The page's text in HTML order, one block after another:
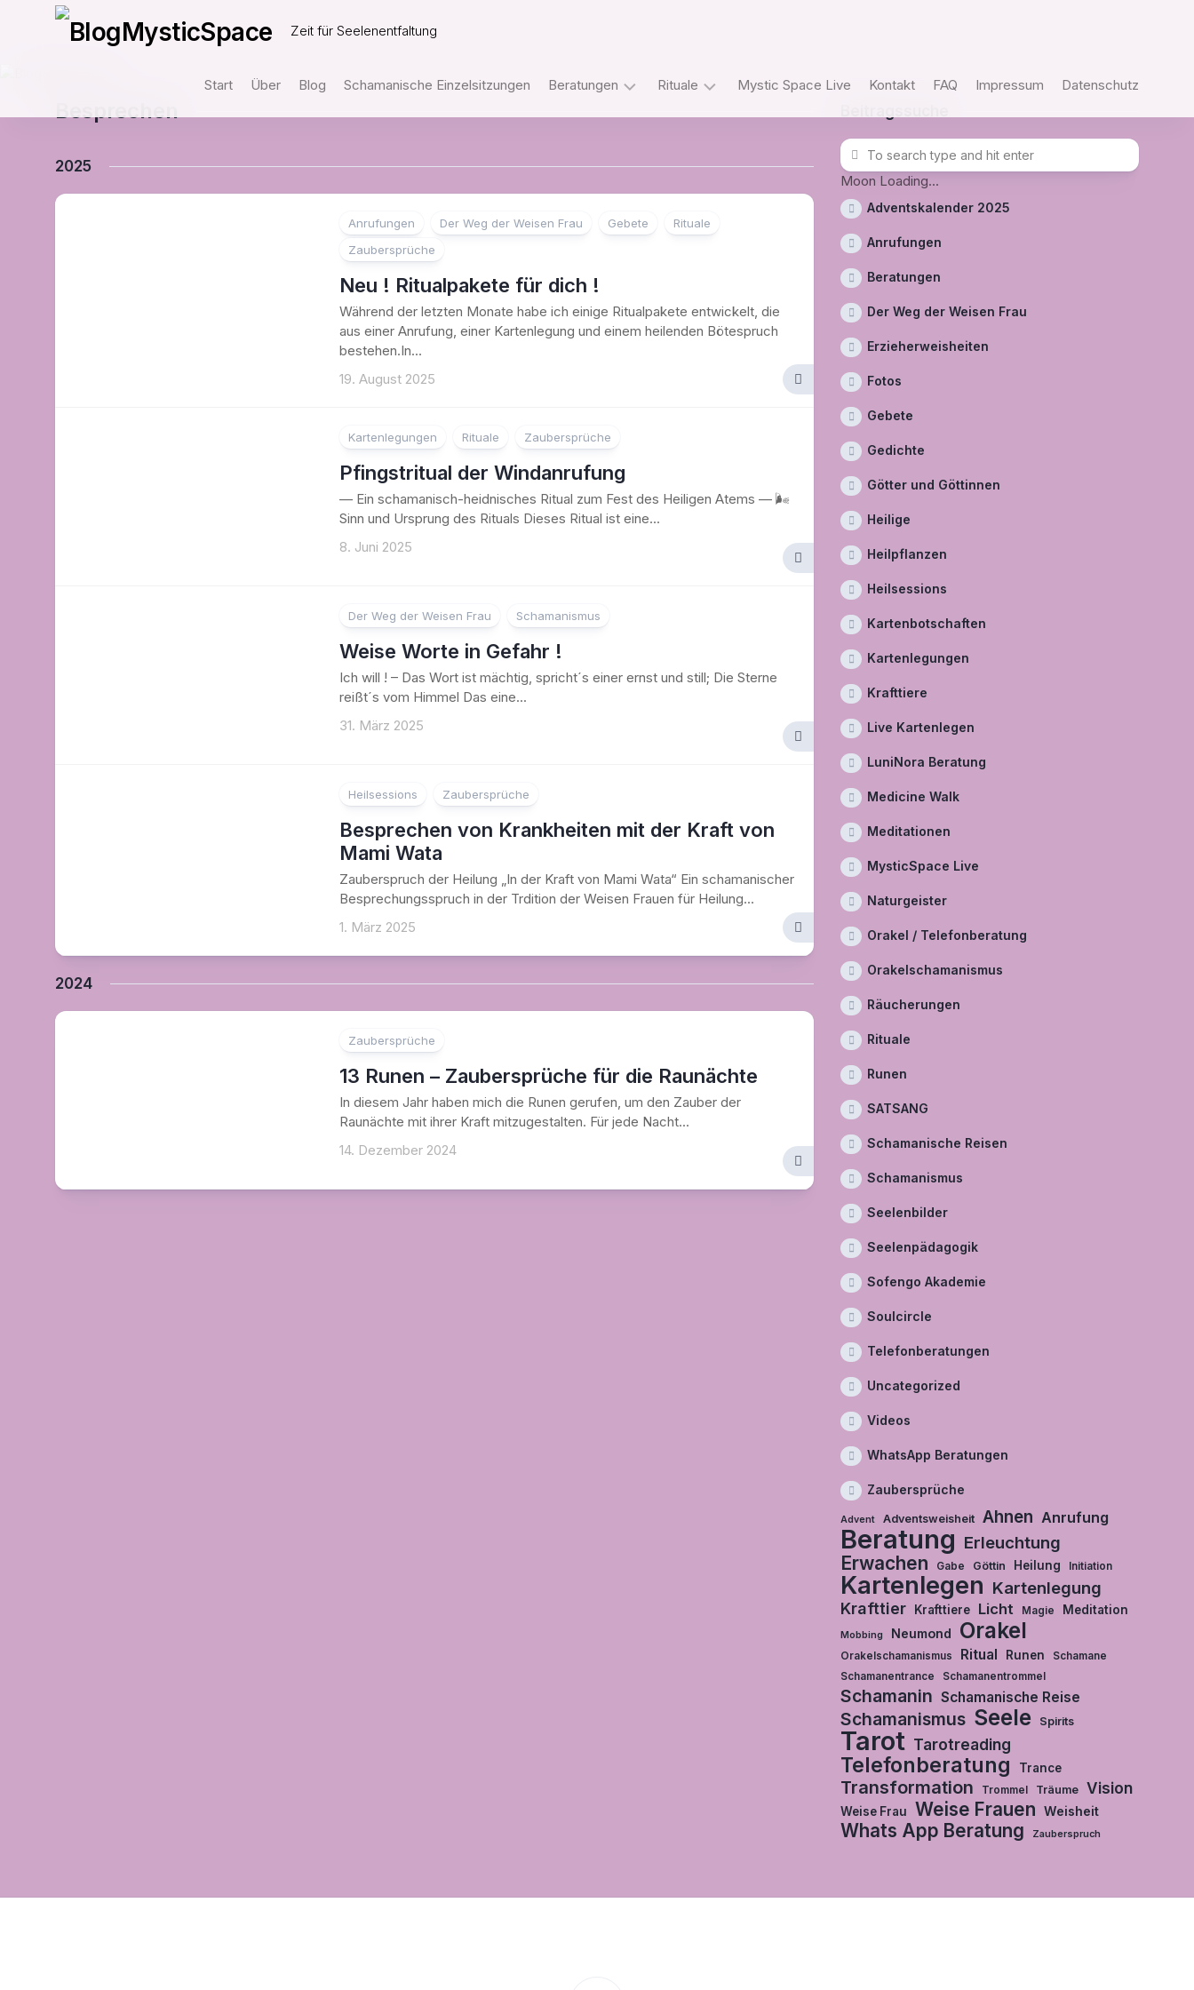
Zeit für Seelenentfaltung
Start Über Blog Schamanische Einzelsitzungen Beratungen
Orakel
–
Internetakademie
Rituale
Rider
Tarot
und
Orakeln
Mystic Space Live Kontakt FAQ Impressum Datenschutz
Besprechen
2025
Anrufungen Der Weg der Weisen Frau Gebete
Rituale
Zaubersprüche
Neu ! Ritualpakete für dich !
Während der letzten Monate habe ich einige Ritualpakete entwickelt, die
aus einer Anrufung, einer Kartenlegung und einem heilenden Bötespruch
bestehen.In...
19. August 2025
Kartenlegungen Rituale Zaubersprüche
Pfingstritual der Windanrufung
— Ein schamanisch-heidnisches Ritual zum Fest des Heiligen Atems — 🌬️
Sinn und Ursprung des Rituals Dieses Ritual ist eine...
8. Juni 2025
Der Weg der Weisen Frau Schamanismus
Weise Worte in Gefahr !
Ich will ! – Das Wort ist mächtig, spricht´s einer ernst und still; Die Sterne
reißt´s vom Himmel Das eine...
31. März 2025
Heilsessions Zaubersprüche
Besprechen von Krankheiten mit der Kraft von
Mami Wata
Zauberspruch der Heilung „In der Kraft von Mami Wata“ Ein schamanischer
Besprechungsspruch in der Trdition der Weisen Frauen für Heilung...
1. März 2025
2024
Zaubersprüche
13 Runen – Zaubersprüche für die Raunächte
In diesem Jahr haben mich die Runen gerufen, um den Zauber der
Raunächte mit ihrer Kraft mitzugestalten. Für jede Nacht...
14. Dezember 2024
Moon Loading...
Adventskalender 2025
Anrufungen
Beratungen
Der Weg der Weisen Frau
Erzieherweisheiten
Fotos
Gebete
Gedichte
Götter und Göttinnen
Heilige
Heilpflanzen
Heilsessions
Kartenbotschaften
Kartenlegungen
Krafttiere
Live Kartenlegen
LuniNora Beratung
Medicine Walk
Meditationen
MysticSpace Live
Naturgeister
Orakel / Telefonberatung
Orakelschamanismus
Räucherungen
Rituale
Runen
SATSANG
Schamanische Reisen
Schamanismus
Seelenbilder
Seelenpädagogik
Sofengo Akademie
Soulcircle
Telefonberatungen
Uncategorized
Videos
WhatsApp Beratungen
Zaubersprüche
Advent Adventsweisheit Ahnen Anrufung
Beratung Erleuchtung
Erwachen Gabe Göttin Heilung Initiation
Kartenlegen Kartenlegung
Krafttier Krafttiere Licht Magie Meditation
Mobbing Neumond Orakel
Orakelschamanismus Ritual Runen
Schamane
Schamanentrance
Schamanentrommel
Schamanin Schamanische Reise
Schamanismus Seele Spirits
Tarot Tarotreading
Telefonberatung Trance
Transformation Trommel Träume Vision
Weise Frau Weise Frauen Weisheit
Whats App Beratung Zauberspruch